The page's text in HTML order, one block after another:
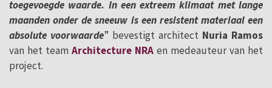
toegevoegde waarde. In een extreem klimaat met lange
maanden onder de sneeuw is een resistent materiaal een
absolute voorwaarde” bevestigt architect Nuria Ramos
van het team Architecture NRA en medeauteur van het
project.